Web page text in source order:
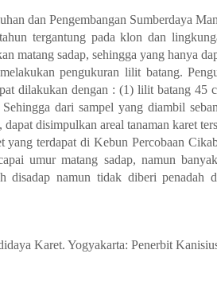
Pengembangan Sumberdaya
tergantung pada klon dan
matang sadap, sehingga yang hanya
pengukuran lilit batang.
dilakukan dengan : (1) lilit batang
dari sampel yang diambil
disimpulkan areal tanaman karet
terdapat di Kebun Percobaan
umur matang sadap, namun
disadap namun tidak diberi penadah
Karet. Yogyakarta: Penerbit